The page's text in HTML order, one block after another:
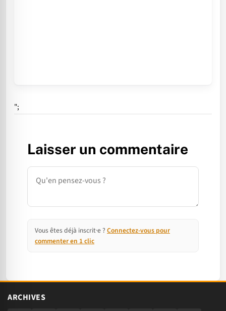
";
Laisser un commentaire
Commentaire
Vous êtes déjà inscrit·e ? Connectez-vous pour
commenter en 1 clic
ARCHIVES